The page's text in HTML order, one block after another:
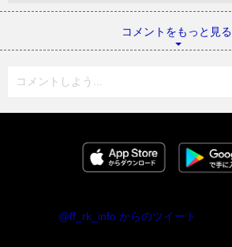
コメントをもっと見る
コメントしよう...
@ff_rk_info からのツイート